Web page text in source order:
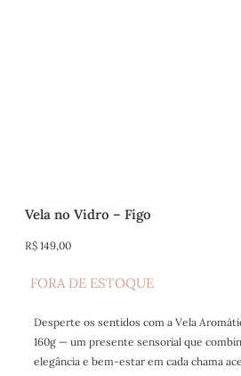
Vela no Vidro – Figo
R$149,00
FORA DE ESTOQUE
Desperte os sentidos com a Vela
160g — um presente sensorial que
elegância e bem-estar em cada chama